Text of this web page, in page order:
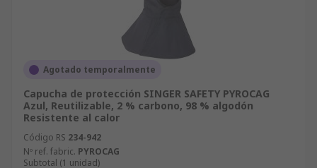
Agotado temporalmente
Capucha de protección SINGER SAFETY PYROCAG
Azul, Reutilizable, 2 % carbono, 98 % algodón
Resistente al calor
Código RS 234-942
Nº ref. fabric. PYROCAG
Subtotal (1 unidad)